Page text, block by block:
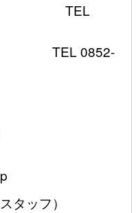
フ TEL
0852-
タッフ）